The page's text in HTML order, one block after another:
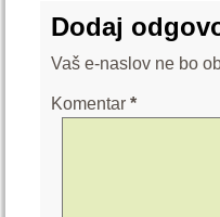
Dodaj
Vaš e-naslov ne bo
Komentar *